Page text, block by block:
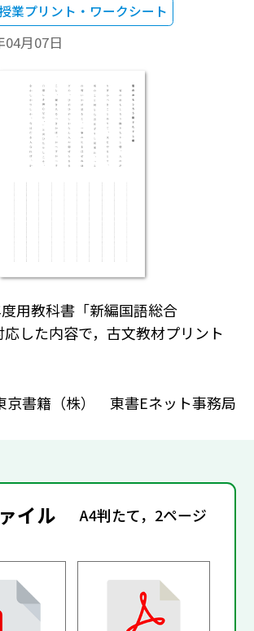
業プリント・ワークシート
04月07日
用教科書「新編国語総合
応した内容で，古文教材プリント
京書籍（株） 東書Eネット事務局
イル A4判たて，2ページ